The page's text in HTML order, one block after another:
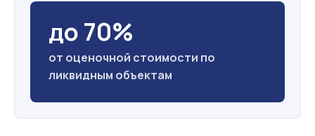
до 70%
от оценочной стоимости по
ликвидным объектам